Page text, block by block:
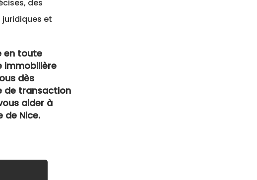
des
et
en toute
immobilière
dès
de transaction
aider à
de Nice.